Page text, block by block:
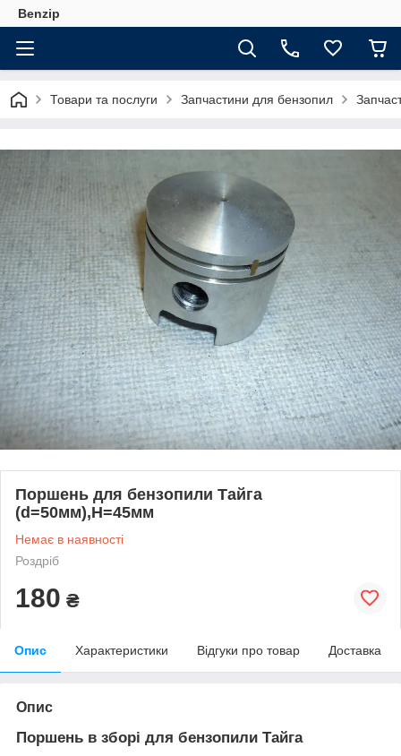
Benzip
Товари та послуги Запчастини для бензопил
Поршень для бензопили Тайга
(d=50мм),H=45мм
Немає в наявності
Роздріб
180 ₴
Опис Характеристики Відгуки про товар Доставка
Опис
Поршень в зборі для бензопили Тайга